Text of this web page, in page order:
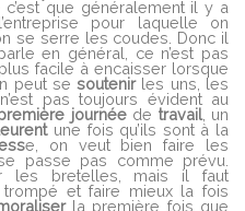
c’est que généralement il y a
pour laquelle on
se serre les coudes. Donc il
en général, ce n’est pas
facile à encaisser lorsque
peut sesoutenirles uns, les
pas toujours évident au
journéede travail, un
une fois qu’ils sont à la
e, on veut bien faire les
passe pas comme prévu.
les bretelles, mais il faut
trompé et faire mieux la fois
la première fois que